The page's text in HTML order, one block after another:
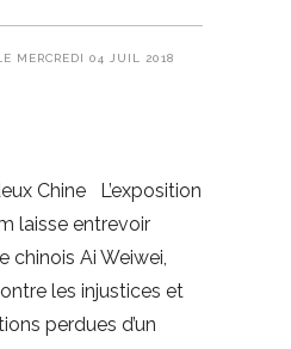
MERCREDI 04 JUIL 2018
Chine L’exposition
laisse entrevoir
chinois Ai Weiwei,
les injustices et
perdues d’un